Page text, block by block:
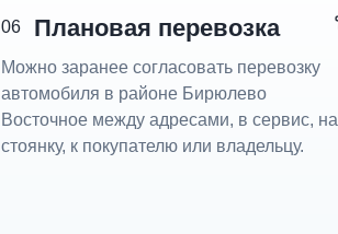
06 Плановая перевозка
Можно заранее согласовать перевозку
автомобиля в районе Бирюлево
Восточное между адресами, в сервис, на
стоянку, к покупателю или владельцу.